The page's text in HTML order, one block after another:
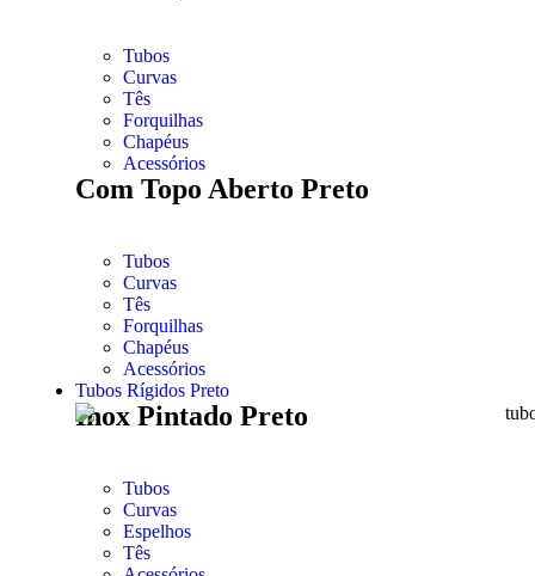
Tubos
Curvas
Tês
Forquilhas
Chapéus
Acessórios
Com Topo Aberto Preto
Tubos
Curvas
Tês
Forquilhas
Chapéus
Acessórios
Tubos Rígidos Preto
Inox Pintado Preto
Tubos
Curvas
Espelhos
Tês